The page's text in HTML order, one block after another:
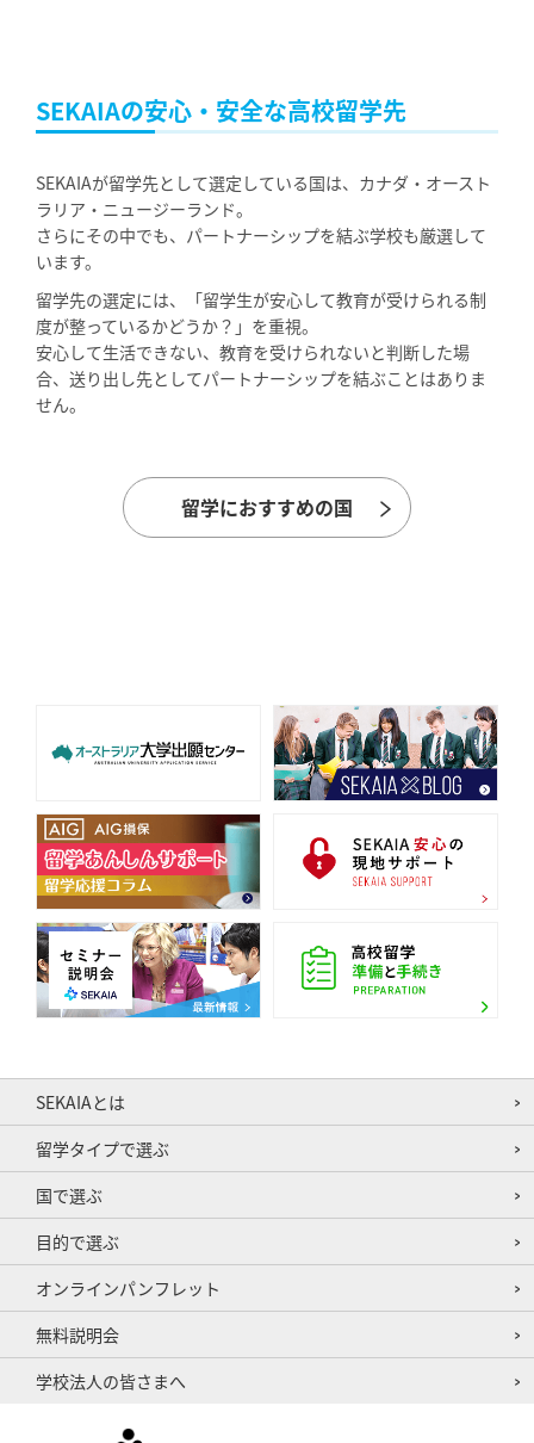
SEKAIAの安心・安全な高校留学先
SEKAIAが留学先として選定している国は、カナダ・オースト
ラリア・ニュージーランド。
さらにその中でも、パートナーシップを結ぶ学校も厳選して
います。
留学先の選定には、「留学生が安心して教育が受けられる制
度が整っているかどうか？」を重視。
安心して生活できない、教育を受けられないと判断した場
合、送り出し先としてパートナーシップを結ぶことはありま
せん。
留学におすすめの国
SEKAIAとは
留学タイプで選ぶ
国で選ぶ
目的で選ぶ
オンラインパンフレット
無料説明会
学校法人の皆さまへ